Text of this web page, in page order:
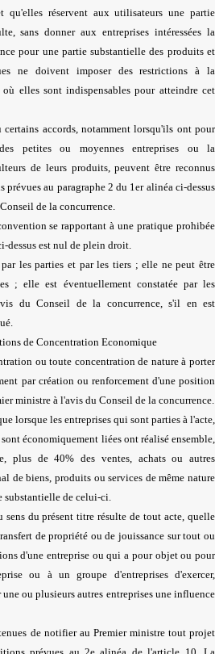
qu'elles réservent aux utilisateurs une partie
sans donner aux entreprises intéressées la
pour une partie substantielle des produits et
ne doivent imposer des restrictions à la
où elles sont indispensables pour atteindre cet
certains accords, notamment lorsqu'ils ont pour
petites ou moyennes entreprises ou la
de leurs produits, peuvent être reconnus
au paragraphe 2 du 1er alinéa ci-dessus
de la concurrence.
se rapportant à une pratique prohibée
dessus est nul de plein droit.
les parties et par les tiers ; elle ne peut être
; elle est éventuellement constatée par les
du Conseil de la concurrence, s'il en est
de Concentration Economique
ou toute concentration de nature à porter
par création ou renforcement d'une position
ministre à l'avis du Conseil de la concurrence.
lorsque les entreprises qui sont parties à l'acte,
économiquement liées ont réalisé ensemble,
plus de 40% des ventes, achats ou autres
de biens, produits ou services de même nature
substantielle de celui-ci.
du présent titre résulte de tout acte, quelle
de propriété ou de jouissance sur tout ou
d'une entreprise ou qui a pour objet ou pour
ou à un groupe d'entreprises d'exercer,
ou plusieurs autres entreprises une influence
de notifier au Premier ministre tout projet